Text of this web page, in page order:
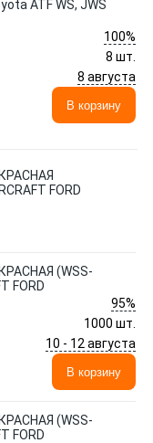
ATF WS, JWS
100%
8 шт.
8 августа
В корзину
FORD
(WSS-
FORD
95%
1000 шт.
10 - 12 августа
В корзину
(WSS-
FORD